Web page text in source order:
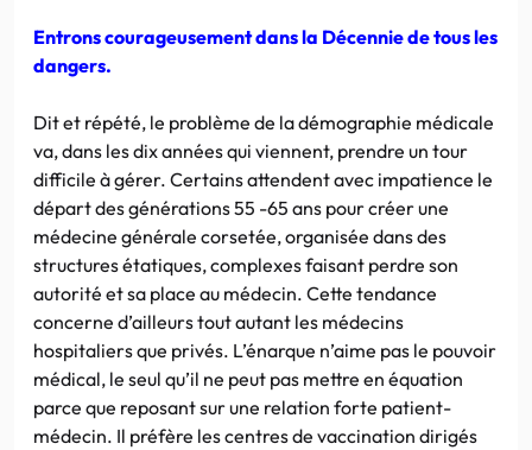
Entrons courageusement dans la Décennie de tous les
dangers.
Dit et répété, le problème de la démographie médicale
va, dans les dix années qui viennent, prendre un tour
difficile à gérer. Certains attendent avec impatience le
départ des générations 55 -65 ans pour créer une
médecine générale corsetée, organisée dans des
structures étatiques, complexes faisant perdre son
autorité et sa place au médecin. Cette tendance
concerne d’ailleurs tout autant les médecins
hospitaliers que privés. L’énarque n’aime pas le pouvoir
médical, le seul qu’il ne peut pas mettre en équation
parce que reposant sur une relation forte patient-
médecin. Il préfère les centres de vaccination dirigés